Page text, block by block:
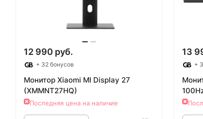
12 990 руб.
+ 32 бонусов
Монитор Xiaomi MI Display 27
(XMMNT27HQ)
Последняя цена на наличие
13
+